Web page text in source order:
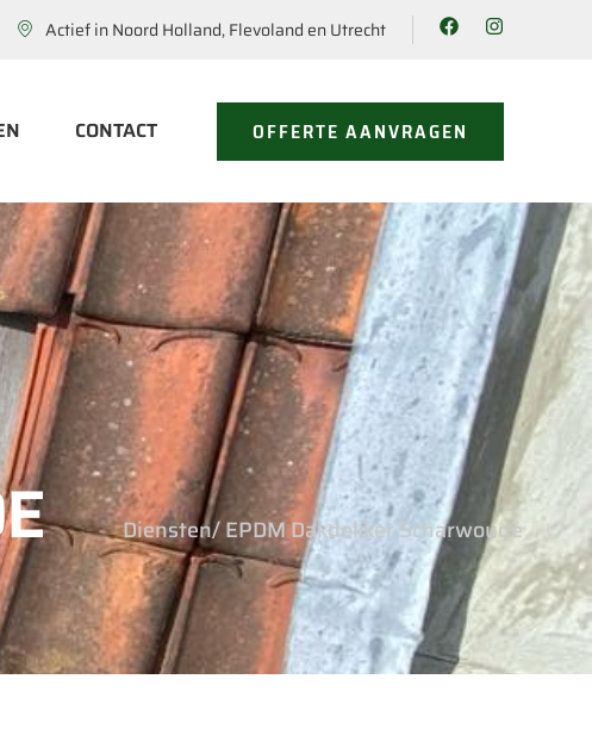
Actief in Noord Holland, Flevoland en Utrecht
CONTACT OFFERTE AANVRAGEN
Diensten/ EPDM Dakdekker Scharwoude